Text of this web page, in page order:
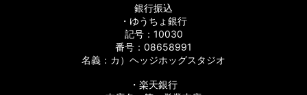
銀行振込
・ゆうちょ銀行
記号：10030
番号：08658991
名義：カ）ヘッジホッグスタジオ
・楽天銀行